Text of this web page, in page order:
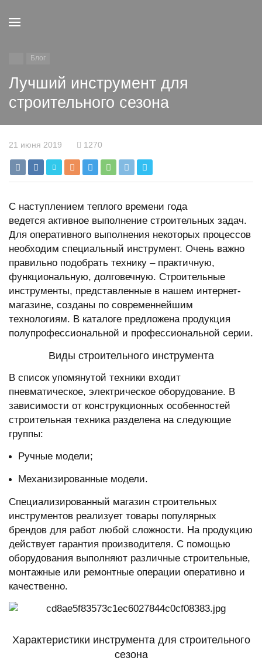
Блог
Лучший инструмент для
строительного сезона
21 июня 2019 1270
С наступлением теплого времени года
ведется активное выполнение строительных задач.
Для оперативного выполнения некоторых процессов
необходим специальный инструмент. Очень важно
правильно подобрать технику – практичную,
функциональную, долговечную. Строительные
инструменты, представленные в нашем интернет-
магазине, созданы по современнейшим
технологиям. В каталоге предложена продукция
полупрофессиональной и профессиональной серии.
Виды строительного инструмента
В список упомянутой техники входит
пневматическое, электрическое оборудование. В
зависимости от конструкционных особенностей
строительная техника разделена на следующие
группы:
Ручные модели;
Механизированные модели.
Специализированный магазин строительных
инструментов реализует товары популярных
брендов для работ любой сложности. На продукцию
действует гарантия производителя. С помощью
оборудования выполняют различные строительные,
монтажные или ремонтные операции оперативно и
качественно.
Характеристики инструмента для строительного
сезона